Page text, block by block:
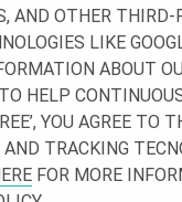
EN
AND OTHER THIRD-
LIKE
ABOUT
HELP
YOU AGREE TO
TRACKING
FOR MORE